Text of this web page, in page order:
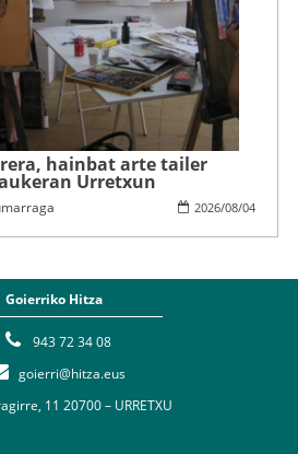
hainbat arte tailer
Urretxun
2026/08/04
Goierriko Hitza
943 72 34 08
goierri@hitza.eus
11 20700 – URRETXU